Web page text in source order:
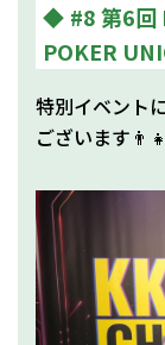
#8 第6回
POKER
特別イベント
ございます